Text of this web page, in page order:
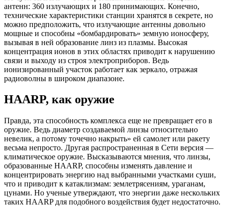
антенн: 360 излучающих и 180 принимающих. Конечно,
технические характеристики станции хранятся в секрете, но
можно предположить, что излучающие антенны довольно
мощные и способны «бомбардировать» земную ионосферу,
вызывая в ней образование линз из плазмы. Высокая
концентрация ионов в этих областях приводит к нарушению
связи и выходу из строя электроприборов. Ведь
ионизированный участок работает как зеркало, отражая
радиоволны в широком диапазоне.
HAARP, как оружие
Правда, эта способность комплекса еще не превращает его в
оружие. Ведь диаметр создаваемой линзы относительно
невелик, а потому точечно накрыть» ей самолет или ракету
весьма непросто. Другая распространенная в Сети версия —
климатическое оружие. Высказываются мнения, что линзы,
образованные HAARP, способны изменять давление и
концентрировать энергию над выбранными участками суши,
что и приводит к катаклизмам: землетрясениям, ураганам,
цунами. Но ученые утверждают, что энергии даже нескольких
таких HAARP для подобного воздействия будет недостаточно.